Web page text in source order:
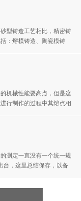
型铸造工艺相比，精密铸
：熔模铸造、陶瓷模铸
机械性能要高点，但是这
行制作的过程中其熔点相
测定一直没有一个统一规
台，这里总结保存，以备